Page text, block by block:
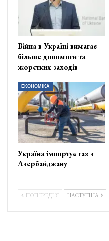
Війна в Україні вимагає
більше допомоги та
жорстких заходів
ЕКОНОМІКА
Україна імпортує газ з
Азербайджану
ПОПЕРЕДНЯ НАСТУПНА